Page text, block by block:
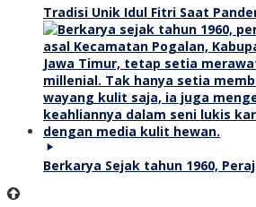
Tradisi Unik Idul Fitri Saat
Berkarya Sejak tahun 1960,